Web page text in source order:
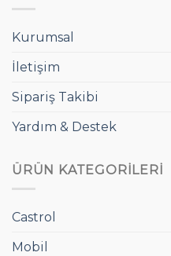
Kurumsal
İletişim
Sipariş Takibi
Yardım & Destek
ÜRÜN KATEGORILERI
Castrol
Mobil